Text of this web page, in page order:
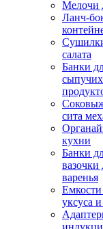
Мелочи
Ланч-
салата
Банки
сыпучих
сита
кухни
Банки
вазочки
варенья
Емкости
уксуса